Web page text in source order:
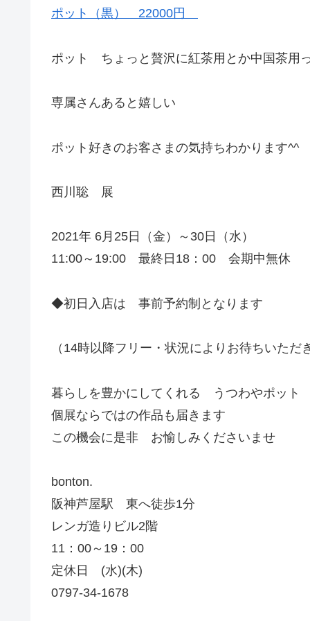
ポット（黒） 22000円
ポット ちょっと贅沢に紅茶用とか中国茶用
専属さんあると嬉しい
ポット好きのお客さまの気持ちわかります^^
西川聡 展
2021年 6月25日（金）～30日（水）
11:00～19:00 最終日18：00 会期中無休
◆初日入店は 事前予約制となります
（14時以降フリー・状況によりお待ちいただ
暮らしを豊かにしてくれる うつわやポット
個展ならではの作品も届きます
この機会に是非 お愉しみくださいませ
bonton.
阪神芦屋駅 東へ徒歩1分
レンガ造りビル2階
11：00～19：00
定休日 (水)(木)
0797-34-1678